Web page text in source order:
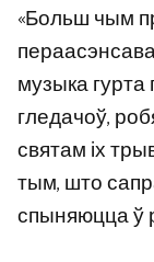
«Больш чым
музыка гурта
гледачоў,
святам іх
тым, што
спыняюцца ў